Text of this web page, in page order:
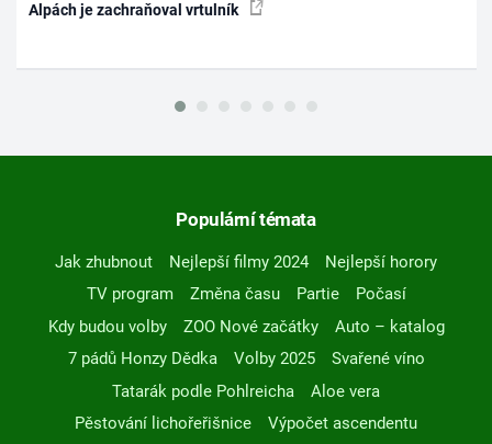
Alpách je zachraňoval vrtulník
Populární témata
Jak zhubnout Nejlepší filmy 2024
Nejlepší horory
TV program
Změna času Partie
Počasí
Kdy budou volby
ZOO Nové začátky
Auto – katalog
7 pádů Honzy Dědka
Volby 2025
Svařené víno
Tatarák podle Pohlreicha
Aloe vera
Pěstování lichořeřišnice
Výpočet ascendentu